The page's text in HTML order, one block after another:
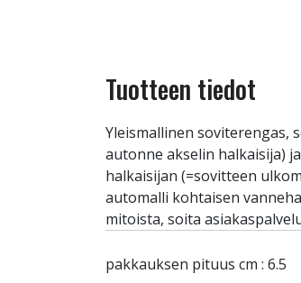
Tuotteen tiedot
Yleismallinen soviterengas,
autonne akselin halkaisija)
halkaisijan (=sovitteen
automalli kohtaisen
mitoista, soita
pakkauksen pituus cm : 6.5